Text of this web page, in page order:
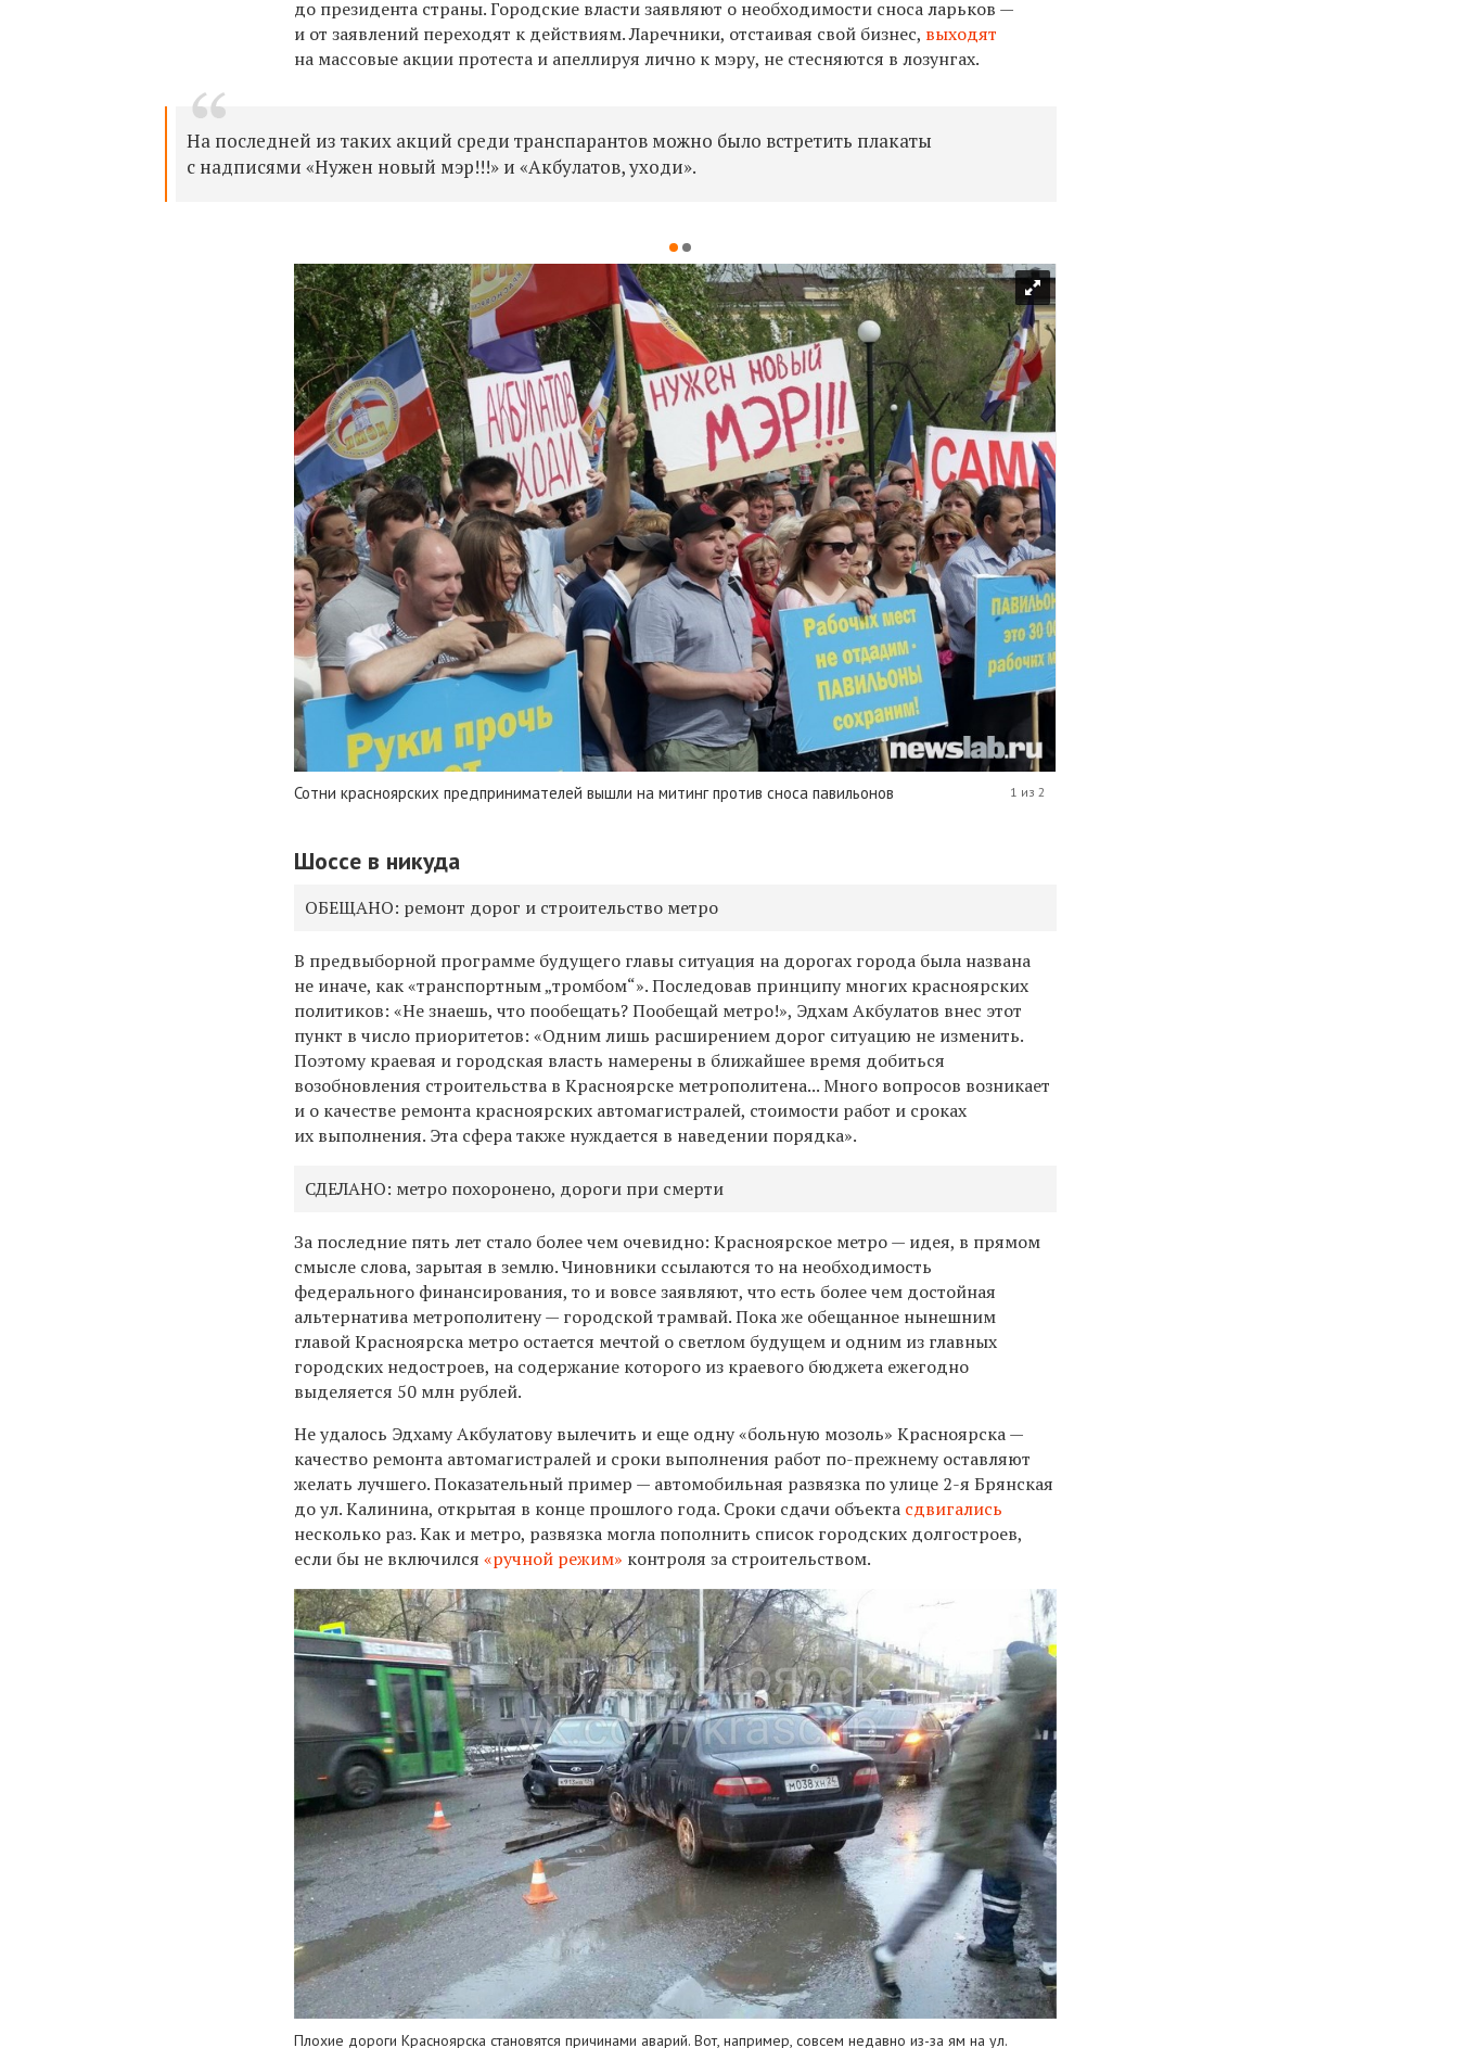
до президента страны. Городские власти заявляют о необходимости сноса ларьков —
и от заявлений переходят к действиям. Ларечники, отстаивая свой бизнес, выходят
на массовые акции протеста и апеллируя лично к мэру, не стесняются в лозунгах.
На последней из таких акций среди транспарантов можно было встретить плакаты
с надписями «Нужен новый мэр!!!» и «Акбулатов, уходи».
Сотни красноярских предпринимателей вышли на митинг против сноса павильонов 1 из 2
Шоссе в никуда
ОБЕЩАНО: ремонт дорог и строительство метро
В предвыборной программе будущего главы ситуация на дорогах города была названа
не иначе, как «транспортным „тромбом“». Последовав принципу многих красноярских
политиков: «Не знаешь, что пообещать? Пообещай метро!», Эдхам Акбулатов внес этот
пункт в число приоритетов: «Одним лишь расширением дорог ситуацию не изменить.
Поэтому краевая и городская власть намерены в ближайшее время добиться
возобновления строительства в Красноярске метрополитена... Много вопросов возникает
и о качестве ремонта красноярских автомагистралей, стоимости работ и сроках
их выполнения. Эта сфера также нуждается в наведении порядка».
СДЕЛАНО: метро похоронено, дороги при смерти
За последние пять лет стало более чем очевидно: Красноярское метро — идея, в прямом
смысле слова, зарытая в землю. Чиновники ссылаются то на необходимость
федерального финансирования, то и вовсе заявляют, что есть более чем достойная
альтернатива метрополитену — городской трамвай. Пока же обещанное нынешним
главой Красноярска метро остается мечтой о светлом будущем и одним из главных
городских недостроев, на содержание которого из краевого бюджета ежегодно
выделяется 50 млн рублей.
Не удалось Эдхаму Акбулатову вылечить и еще одну «больную мозоль» Красноярска —
качество ремонта автомагистралей и сроки выполнения работ по-прежнему оставляют
желать лучшего. Показательный пример — автомобильная развязка по улице 2-я Брянская
до ул. Калинина, открытая в конце прошлого года. Сроки сдачи объекта сдвигались
несколько раз. Как и метро, развязка могла пополнить список городских долгостроев,
если бы не включился«ручной режим» контроля за строительством.
Плохие дороги Красноярска становятся причинами аварий. Вот, например, совсем недавно из-за ям на ул.